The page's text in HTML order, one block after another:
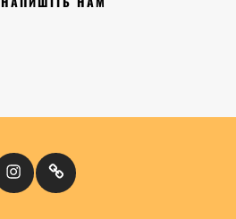
InstagramКіномандри